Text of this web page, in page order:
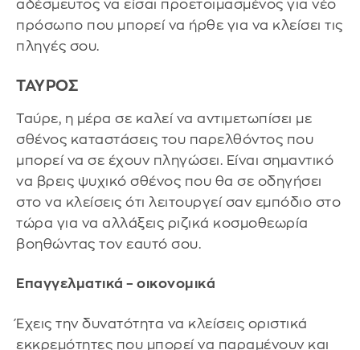
αδέσμευτος να είσαι προετοιμασμένος για νέο
πρόσωπο που μπορεί να ήρθε για να κλείσει τις
πληγές σου.
ΤΑΥΡΟΣ
Ταύρε, η μέρα σε καλεί να αντιμετωπίσει με
σθένος καταστάσεις του παρελθόντος που
μπορεί να σε έχουν πληγώσει. Είναι σημαντικό
να βρεις ψυχικό σθένος που θα σε οδηγήσει
στο να κλείσεις ότι λειτουργεί σαν εμπόδιο στο
τώρα για να αλλάξεις ριζικά κοσμοθεωρία
βοηθώντας τον εαυτό σου.
Επαγγελματικά – οικονομικά
Έχεις την δυνατότητα να κλείσεις οριστικά
εκκρεμότητες που μπορεί να παραμένουν και